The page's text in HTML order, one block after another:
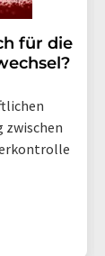
für die
zwischen